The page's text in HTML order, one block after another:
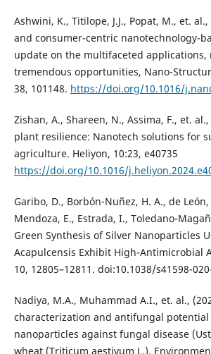
Ashwini, K., Titilope, J.J., Popat, M., et.
and consumer-centric nanotechnology-
update on the multifaceted applications,
tremendous opportunities, Nano-
38, 101148. https://doi.org/10.1016/
Zishan, A., Shareen, N., Assima, F., et.
plant resilience: Nanotech solutions for
agriculture. Heliyon, 10:23, e40735
https://doi.org/10.1016/
Garibo, D., Borbón-Nuñez, H. A., de León,
Mendoza, E., Estrada, I., Toledano-
Green Synthesis of Silver Nanoparticles
Acapulcensis Exhibit High-Antimicrobial
10, 12805–12811. doi:10.1038/s41598-
Nadiya, M.A., Muhammad A.I., et. al.,
characterization and antifungal
nanoparticles against fungal disease
wheat (Triticum aestivum L.),